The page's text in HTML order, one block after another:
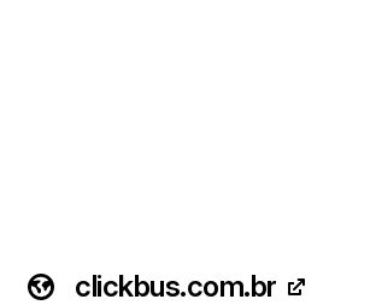
clickbus.com.br